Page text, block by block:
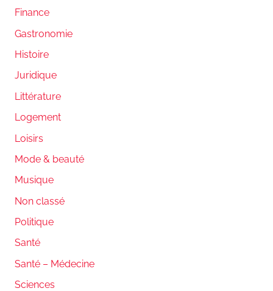
Finance
Gastronomie
Histoire
Juridique
Littérature
Logement
Loisirs
Mode & beauté
Musique
Non classé
Politique
Santé
Santé – Médecine
Sciences